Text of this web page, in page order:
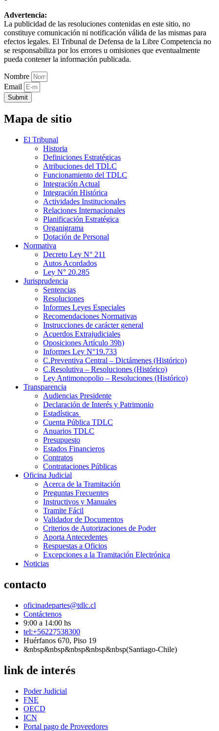
Advertencia:
La publicidad de las resoluciones contenidas en este sitio, no
constituye comunicación ni notificación válida de las mismas para
efectos legales. El Tribunal de Defensa de la Libre Competencia no
se responsabiliza por los errores u omisiones que eventualmente
pueda contener la información publicada.
Nombre
Email
Submit
Mapa de sitio
El Tribunal
Historia
Definiciones Estratégicas
Atribuciones del TDLC
Funcionamiento del TDLC
Integración Actual
Integración Histórica
Actividades Institucionales
Relaciones Internacionales
Planificación Estratégica
Organigrama
Dotación de Personal
Normativa
Decreto Ley N° 211
Autos Acordados
Ley N° 20.285
Jurisprudencia
Sentencias
Resoluciones
Informes Leyes Especiales
Recomendaciones Normativas
Instrucciones de carácter general
Acuerdos Extrajudiciales
Oposiciones Artículo 39h)
Informes Ley N°19.733
C.Preventiva Central – Dictámenes (Histórico)
C.Resolutiva – Resoluciones (Histórico)
Ley Antimonopolio – Resoluciones (Histórico)
Transparencia
Audiencias Presidente
Declaración de Interés y Patrimonio
Estadísticas
Cuenta Pública TDLC
Anuarios TDLC
Presupuesto
Estados Financieros
Contratos
Contrataciones Públicas
Oficina Judicial
Acerca de la Tramitación
Preguntas Frecuentes
Instructivos y Manuales
Tramite Fácil
Validador de Documentos
Criterios de Autorizaciones de Poder
Aporta Antecedentes
Respuestas a Oficios
Excepciones a la Tramitación Electrónica
Noticias
contacto
oficinadepartes@tdlc.cl
Contáctenos
9:00 a 14:00 hs
tel:+56227538300
Huérfanos 670, Piso 19
&nbsp&nbsp&nbsp&nbsp&nbsp(Santiago-Chile)
link de interés
Poder Judicial
FNE
OECD
ICN
Portal pago de Proveedores